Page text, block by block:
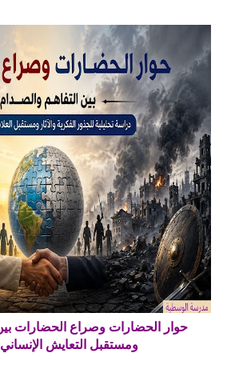
حوار الحضارات وصراع الحضارات
ومستقبل التعايش